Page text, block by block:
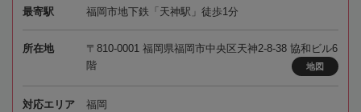
最寄駅 福岡市地下鉄「天神駅」徒歩1分
所在地
〒810-0001 福岡県福岡市中央区天神2-8-38 協和ビル6
階
地図
対応エリア 福岡